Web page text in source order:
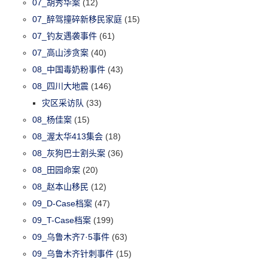
07_胡秀华案 (12)
07_醉驾撞碎新移民家庭 (15)
07_钓友遇袭事件 (61)
07_高山涉贪案 (40)
08_中国毒奶粉事件 (43)
08_四川大地震 (146)
灾区采访队 (33)
08_杨佳案 (15)
08_渥太华413集会 (18)
08_灰狗巴士割头案 (36)
08_田园命案 (20)
08_赵本山移民 (12)
09_D-Case档案 (47)
09_T-Case档案 (199)
09_乌鲁木齐7·5事件 (63)
09_乌鲁木齐针刺事件 (15)